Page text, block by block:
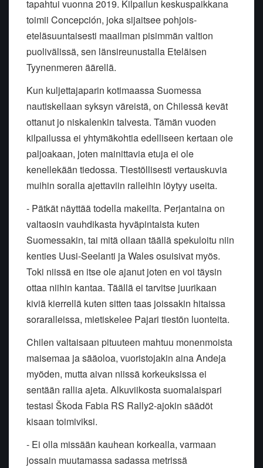
tapahtui vuonna 2019. Kilpailun keskuspaikkana
toimii Concepción, joka sijaitsee pohjois-
eteläsuuntaisesti maailman pisimmän valtion
puolivälissä, sen länsireunustalla Eteläisen
Tyynenmeren äärellä.
Kun kuljettajaparin kotimaassa Suomessa
nautiskellaan syksyn väreistä, on Chilessä kevät
ottanut jo niskalenkin talvesta. Tämän vuoden
kilpailussa ei yhtymäkohtia edelliseen kertaan ole
paljoakaan, joten mainittavia etuja ei ole
kenellekään tiedossa. Tiestöllisesti vertauskuvia
muihin soralla ajettaviin ralleihin löytyy useita.
- Pätkät näyttää todella makeilta. Perjantaina on
valtaosin vauhdikasta hyväpintaista kuten
Suomessakin, tai mitä ollaan täällä spekuloitu niin
kenties Uusi-Seelanti ja Wales osuisivat myös.
Toki niissä en itse ole ajanut joten en voi täysin
ottaa niihin kantaa. Täällä ei tarvitse juurikaan
kiviä kierrellä kuten sitten taas joissakin hitaissa
soraralleissa, mietiskelee Pajari tiestön luonteita.
Chilen valtaisaan pituuteen mahtuu monenmoista
maisemaa ja sääoloa, vuoristojakin aina Andeja
myöden, mutta aivan niissä korkeuksissa ei
sentään rallia ajeta. Alkuviikosta suomalaispari
testasi Škoda Fabia RS Rally2-ajokin säädöt
kisaan toimiviksi.
- Ei olla missään kauhean korkealla, varmaan
jossain muutamassa sadassa metrissä